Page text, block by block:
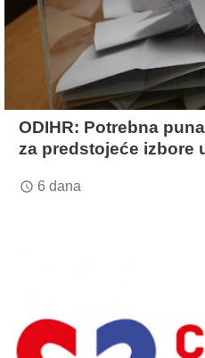
ODIHR: Potrebna
za predstojeće izbore
access_time 6 dana